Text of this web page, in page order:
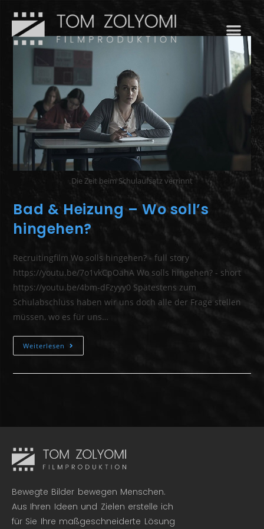
Die Zeit beim Schulaufsatz verrinnt
Bad & Heizung – Wo soll’s
hingehen?
Recruitingfilm Wo solls hingehen? - full story
https://youtu.be/7o1vkCpOahA Wo solls hingehen? - short
https://youtu.be/4bm-dFzyyy0 Spätestens zum
Schulabschluss haben wir uns doch alle der Frage stellen
müssen, wo es für uns…
Weiterlesen
Bewegte Bilder bewegen Menschen.
Aus Ihren Ideen und Zielen erstelle ich
für Sie Ihre maßgeschneiderte Lösung